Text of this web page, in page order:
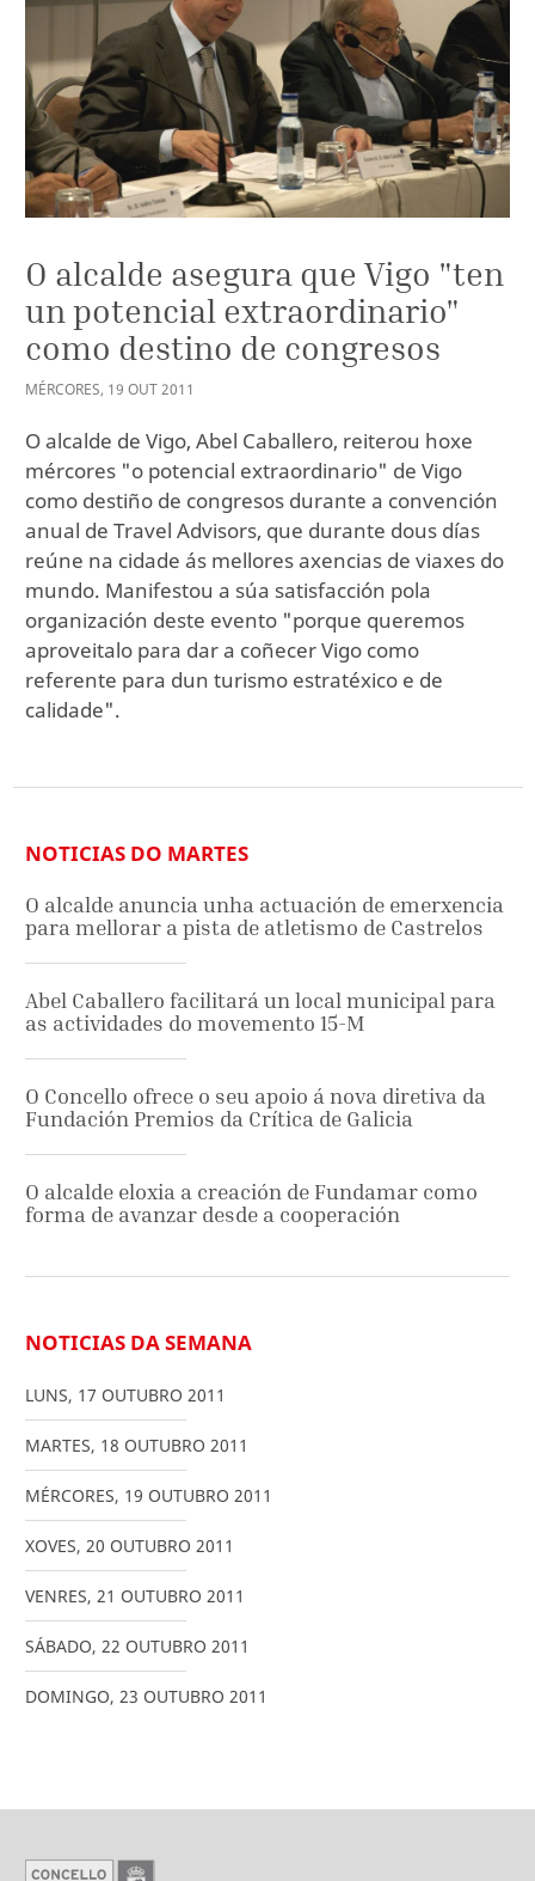
O alcalde asegura que Vigo "ten
un potencial extraordinario"
como destino de congresos
MÉRCORES, 19 OUT2011
O alcalde de Vigo, Abel Caballero, reiterou hoxe
mércores "o potencial extraordinario" de Vigo
como destiño de congresos durante a convención
anual de Travel Advisors, que durante dous días
reúne na cidade ás mellores axencias de viaxes do
mundo. Manifestou a súa satisfacción pola
organización deste evento "porque queremos
aproveitalo para dar a coñecer Vigo como
referente para dun turismo estratéxico e de
calidade".
NOTICIAS DO MARTES
O alcalde anuncia unha actuación de emerxencia
para mellorar a pista de atletismo de Castrelos
Abel Caballero facilitará un local municipal para
as actividades do movemento 15-M
O Concello ofrece o seu apoio á nova diretiva da
Fundación Premios da Crítica de Galicia
O alcalde eloxia a creación de Fundamar como
forma de avanzar desde a cooperación
NOTICIAS DA SEMANA
LUNS, 17 OUTUBRO 2011
MARTES, 18 OUTUBRO 2011
MÉRCORES, 19 OUTUBRO 2011
XOVES, 20 OUTUBRO 2011
VENRES, 21 OUTUBRO 2011
SÁBADO, 22 OUTUBRO 2011
DOMINGO, 23 OUTUBRO 2011